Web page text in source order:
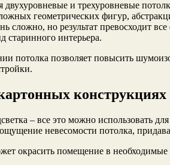
и трехуровневые
геометрических фигур,
сложно, но результат превосходит
старинного интерьера.
потолка позволяет повысить
конструкциях
– все это можно использовать
невесомости потолка,
окрасить помещение в